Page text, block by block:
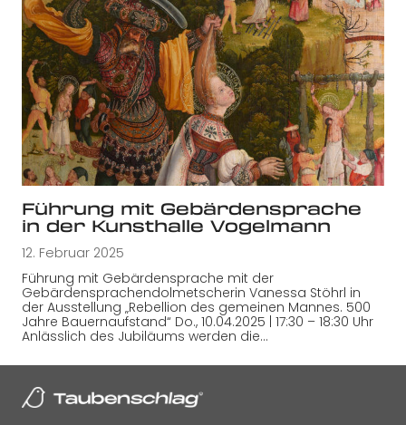
Führung mit Gebärdensprache
in der Kunsthalle Vogelmann
12. Februar 2025
Führung mit Gebärdensprache mit der
Gebärdensprachendolmetscherin Vanessa Stöhrl in
der Ausstellung „Rebellion des gemeinen Mannes. 500
Jahre Bauernaufstand“ Do., 10.04.2025 | 17:30 – 18:30 Uhr
Anlässlich des Jubiläums werden die…